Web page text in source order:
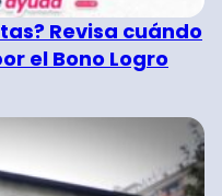
Revisa cuándo
el Bono Logro